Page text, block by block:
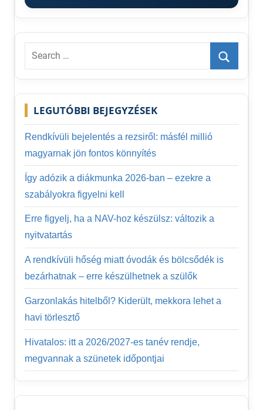
Search
Search
LEGUTÓBBI BEJEGYZÉSEK
Rendkívüli bejelentés a rezsiről: másfél millió
magyarnak jön fontos könnyítés
Így adózik a diákmunka 2026-ban – ezekre a
szabályokra figyelni kell
Erre figyelj, ha a NAV-hoz készülsz: változik a
nyitvatartás
A rendkívüli hőség miatt óvodák és bölcsődék is
bezárhatnak – erre készülhetnek a szülők
Garzonlakás hitelből? Kiderült, mekkora lehet a
havi törlesztő
Hivatalos: itt a 2026/2027-es tanév rendje,
megvannak a szünetek időpontjai